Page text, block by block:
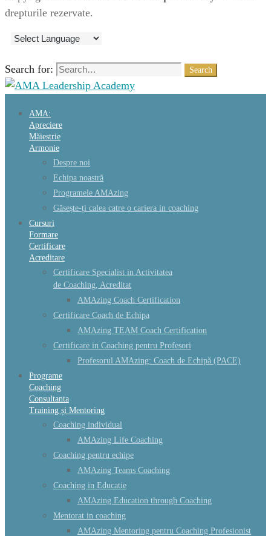
drepturile rezervate.
Search for: Search
AMA:
Apreciere
Măiestrie
Armonie
Despre noi
Echipa noastră
Programele AMAzing
Găsește-ți calea catre o cariera in coaching
Cursuri
Formare
Certificare
Acreditare
Certificare Specialist in Activitatea
de Coaching, Acreditat
AMAzing Coach Certification
Certificare Coach de Echipa
AMAzing TEAM Coach Certification
Certificare in Coaching pentru Profesori
Profesorul AMAzing: Coach de Echipă (PACE)
Programe
Coaching
Consultanta
Training și Mentoring
Coaching individual
AMAzing Life Coaching
Coaching pentru echipe
AMAzing Teams Coaching
Coaching in Educatie
AMAzing Education through Coaching
Mentorat in coaching
AMAzing Mentoring pentru Coaching Profesionist